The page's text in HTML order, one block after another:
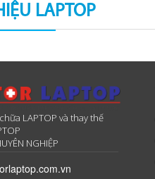
LAPTOP
LAPTOP và thay thế
NGHIỆP